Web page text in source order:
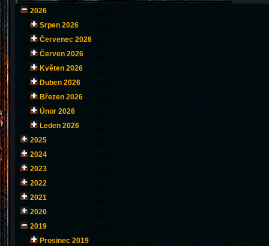
2026
Srpen 2026
Červenec 2026
Červen 2026
Květen 2026
Duben 2026
Březen 2026
Únor 2026
Leden 2026
2025
2024
2023
2022
2021
2020
2019
Prosinec 2019